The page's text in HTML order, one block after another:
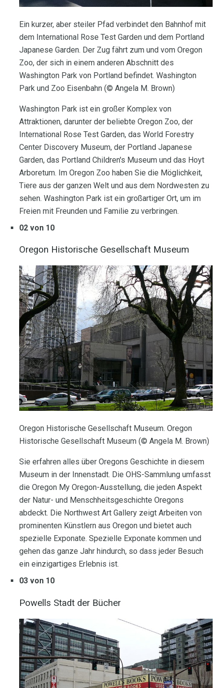
Ein kurzer, aber steiler Pfad verbindet den Bahnhof mit
dem International Rose Test Garden und dem Portland
Japanese Garden. Der Zug fährt zum und vom Oregon
Zoo, der sich in einem anderen Abschnitt des
Washington Park von Portland befindet. Washington
Park und Zoo Eisenbahn (© Angela M. Brown)
Washington Park ist ein großer Komplex von
Attraktionen, darunter der beliebte Oregon Zoo, der
International Rose Test Garden, das World Forestry
Center Discovery Museum, der Portland Japanese
Garden, das Portland Children's Museum und das Hoyt
Arboretum. Im Oregon Zoo haben Sie die Möglichkeit,
Tiere aus der ganzen Welt und aus dem Nordwesten zu
sehen. Washington Park ist ein großartiger Ort, um im
Freien mit Freunden und Familie zu verbringen.
02 von 10
Oregon Historische Gesellschaft Museum
Oregon Historische Gesellschaft Museum. Oregon
Historische Gesellschaft Museum (© Angela M. Brown)
Sie erfahren alles über Oregons Geschichte in diesem
Museum in der Innenstadt. Die OHS-Sammlung umfasst
die Oregon My Oregon-Ausstellung, die jeden Aspekt
der Natur- und Menschheitsgeschichte Oregons
abdeckt. Die Northwest Art Gallery zeigt Arbeiten von
prominenten Künstlern aus Oregon und bietet auch
spezielle Exponate. Spezielle Exponate kommen und
gehen das ganze Jahr hindurch, so dass jeder Besuch
ein einzigartiges Erlebnis ist.
03 von 10
Powells Stadt der Bücher